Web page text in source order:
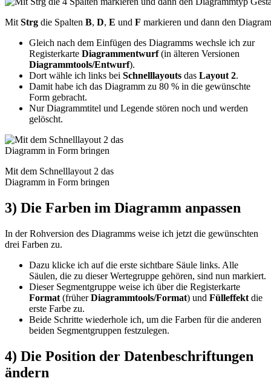
Mit Strg die Spalten B, D, E und F markieren und dann den
Gleich nach dem Einfügen des Diagramms wechsle ich zur
Registerkarte Diagrammentwurf(in älteren Versionen
Diagrammtools/Entwurf).
Dort wähle ich links bei Schnelllayouts das Layout 2.
Damit habe ich das Diagramm zu 80 % in die gewünschte
Form gebracht.
Nur Diagrammtitel und Legende stören noch und werden
gelöscht.
Mit dem Schnelllayout 2 das
Diagramm in Form bringen
3) Die Farben im Diagramm anpassen
In der Rohversion des Diagramms weise ich jetzt die gewünschten
drei Farben zu.
Dazu klicke ich auf die erste sichtbare Säule links. Alle
Säulen, die zu dieser Wertegruppe gehören, sind nun markiert.
Dieser Segmentgruppe weise ich über die Registerkarte
Format (früherDiagrammtools/Format) und Fülleffekt die
erste Farbe zu.
Beide Schritte wiederhole ich, um die Farben für die anderen
beiden Segmentgruppen festzulegen.
4) Die Position der Datenbeschriftungen
ändern